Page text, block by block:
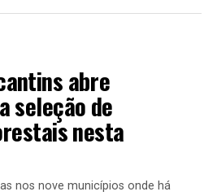
abre
seleção de
nesta
nos nove municípios onde há